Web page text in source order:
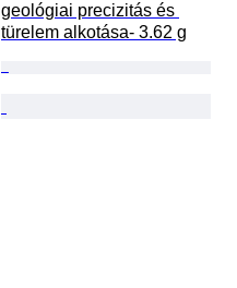
geológiai precizitás és
türelem alkotása- 3.62 g